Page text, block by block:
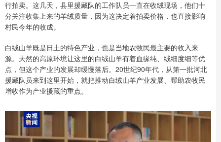
行拍卖。这几天，县里援藏队的工作队员一直在收绒现场，他们十
分关注收集上来的羊绒质量，因为这决定着拍卖价格，也直接影响
村民今年的收成。
白绒山羊既是日土的特色产业，也是当地农牧民最主要的收入来
源。天然的高原环境让这里的白绒山羊有着血缘纯、绒细度细等优
点，但这个产业的发展却缓慢落后。20世纪90年代，从第一批河北
援藏队员来到这里开始，就把推动白绒山羊产业发展、帮助农牧民
增收作为产业援藏的重点。